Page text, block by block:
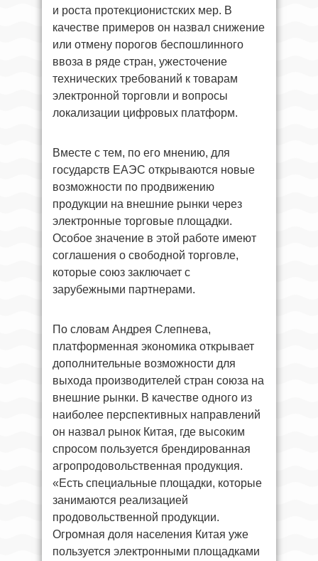
и роста протекционистских мер. В
качестве примеров он назвал снижение
или отмену порогов беспошлинного
ввоза в ряде стран, ужесточение
технических требований к товарам
электронной торговли и вопросы
локализации цифровых платформ.
Вместе с тем, по его мнению, для
государств ЕАЭС открываются новые
возможности по продвижению
продукции на внешние рынки через
электронные торговые площадки.
Особое значение в этой работе имеют
соглашения о свободной торговле,
которые союз заключает с
зарубежными партнерами.
По словам Андрея Слепнева,
платформенная экономика открывает
дополнительные возможности для
выхода производителей стран союза на
внешние рынки. В качестве одного из
наиболее перспективных направлений
он назвал рынок Китая, где высоким
спросом пользуется брендированная
агропродовольственная продукция.
«Есть специальные площадки, которые
занимаются реализацией
продовольственной продукции.
Огромная доля населения Китая уже
пользуется электронными площадками